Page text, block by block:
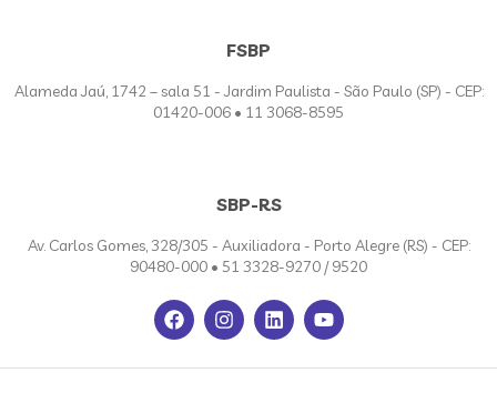
FSBP
Alameda Jaú, 1742 – sala 51 - Jardim Paulista - São Paulo (SP) - CEP:
01420-006 • 11 3068-8595
SBP-RS
Av. Carlos Gomes, 328/305 - Auxiliadora - Porto Alegre (RS) - CEP:
90480-000 • 51 3328-9270 / 9520